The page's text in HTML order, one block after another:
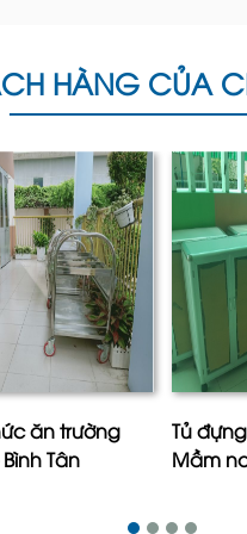
ghế bar ngày càng
bộ bàn ghế cao quầy
kế nhỏ gọn còn là sự
những khu vực thư
tổ chức những bữa tiệc,
HÀNG CỦA
ăn trường
Tân
Tủ
Mầm